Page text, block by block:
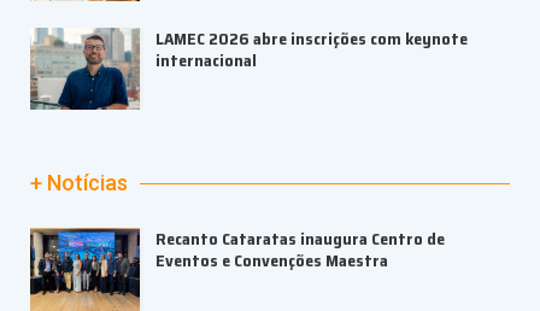
LAMEC 2026 abre inscrições com keynote
internacional
+ Notícias
Recanto Cataratas inaugura Centro de
Eventos e Convenções Maestra